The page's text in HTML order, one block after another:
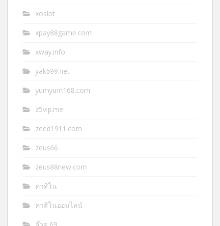
xoslot
xpay88game.com
xway.info
yak699.net
yumyum168.com
z5vip.me
zeed1911.com
zeus66
zeus88new.com
คาสิโน
คาสิโนออนไลน์